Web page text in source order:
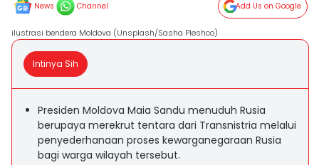
News Channel Add Us on Google
ilustrasi bendera Moldova (Unsplash/Sasha Pleshco)
Intinya Sih
Presiden Moldova Maia Sandu menuduh Rusia
berupaya merekrut tentara dari Transnistria melalui
penyederhanaan proses kewarganegaraan Rusia
bagi warga wilayah tersebut.